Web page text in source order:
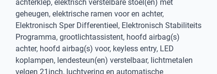
achterklep, elektrisch verstelbare stoel(en) met
geheugen, elektrische ramen voor en achter,
Elektronisch Sper Differentieel, Elektronisch Stabiliteits
Programma, grootlichtassistent, hoofd airbag(s)
achter, hoofd airbag(s) voor, keyless entry, LED
koplampen, lendesteun(en) verstelbaar, lichtmetalen
velgen 21inch, luchtvering en automatische